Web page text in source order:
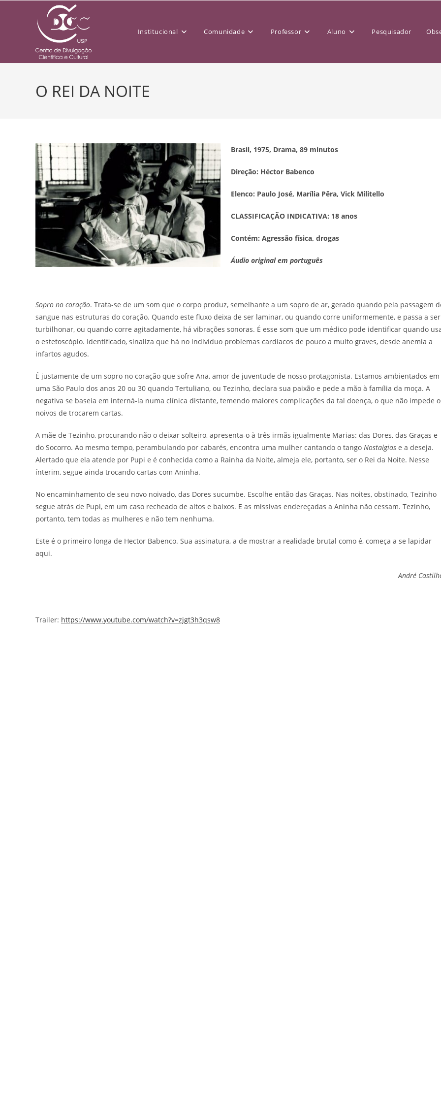
Institucional Comunidade Professor Aluno Pesquisador
O REI DA NOITE
Brasil, 1975, Drama, 89 minutos
Direção: Héctor Babenco
Elenco: Paulo José, Marília Pêra, Vick Militello
CLASSIFICAÇÃO INDICATIVA: 18 anos
Contém: Agressão física, drogas
Áudio original em português
Sopro no coração. Trata-se de um som que o corpo produz, semelhante a um sopro de ar, gerado quando pela passagem
sangue nas estruturas do coração. Quando este fluxo deixa de ser laminar, ou quando corre uniformemente, e passa a ser
turbilhonar, ou quando corre agitadamente, há vibrações sonoras. É esse som que um médico pode identificar quando
o estetoscópio. Identificado, sinaliza que há no indivíduo problemas cardíacos de pouco a muito graves, desde anemia a
infartos agudos.
É justamente de um sopro no coração que sofre Ana, amor de juventude de nosso protagonista. Estamos ambientados em
uma São Paulo dos anos 20 ou 30 quando Tertuliano, ou Tezinho, declara sua paixão e pede a mão à família da moça. A
negativa se baseia em interná-la numa clínica distante, temendo maiores complicações da tal doença, o que não impede
noivos de trocarem cartas.
A mãe de Tezinho, procurando não o deixar solteiro, apresenta-o à três irmãs igualmente Marias: das Dores, das Graças e
do Socorro. Ao mesmo tempo, perambulando por cabarés, encontra uma mulher cantando o tango Nostalgias e a deseja.
Alertado que ela atende por Pupi e é conhecida como a Rainha da Noite, almeja ele, portanto, ser o Rei da Noite. Nesse
ínterim, segue ainda trocando cartas com Aninha.
No encaminhamento de seu novo noivado, das Dores sucumbe. Escolhe então das Graças. Nas noites, obstinado, Tezinho
segue atrás de Pupi, em um caso recheado de altos e baixos. E as missivas endereçadas a Aninha não cessam. Tezinho,
portanto, tem todas as mulheres e não tem nenhuma.
Este é o primeiro longa de Hector Babenco. Sua assinatura, a de mostrar a realidade brutal como é, começa a se lapidar
aqui.
André
Trailer: https://www.youtube.com/watch?v=zjgt3h3qsw8